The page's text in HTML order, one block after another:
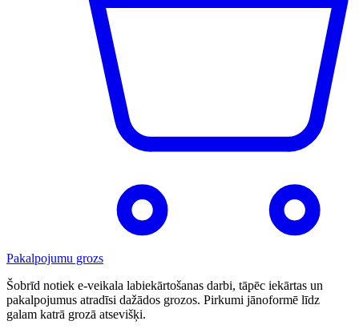
Pakalpojumu grozs
Šobrīd notiek e-veikala labiekārtošanas darbi, tāpēc iekārtas un
pakalpojumus atradīsi dažādos grozos. Pirkumi jānoformē līdz
galam katrā grozā atsevišķi.